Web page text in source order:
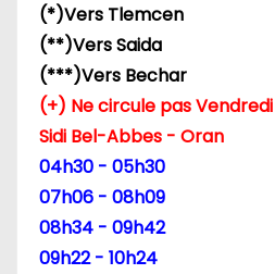
a
r
t
c
(*)Vers Tlemcen
(**)Vers Saida
(***)Vers Bechar
(+) Ne circule pas Vendredi
Sidi Bel-Abbes - Oran
04h30 - 05h30
07h06 - 08h09
08h34 - 09h42
09h22 - 10h24